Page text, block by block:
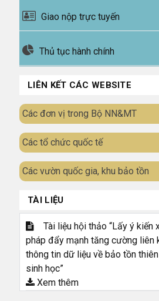
Giao nộp trực tuyến
Thủ tục hành chính
LIÊN KẾT CÁC WEBSITE
Các đơn vị trong Bộ NN&MT
Các tổ chức quốc tế
Các vườn quốc gia, khu bảo tồn
TÀI LIỆU
Tài liệu hội thảo “Lấy ý kiến
pháp đẩy mạnh tăng cường liên
thông tin dữ liệu về bảo tồn
sinh học”
Xem thêm